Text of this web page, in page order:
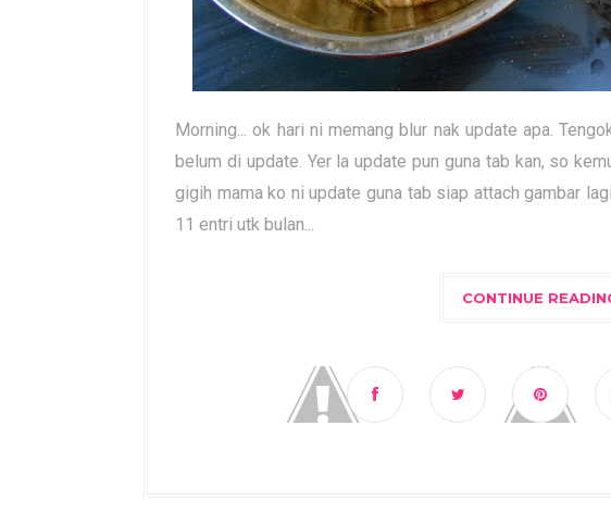
Morning... ok hari ni memang blur nak update apa.
belum di update. Yer la update pun guna tab kan, so
gigih mama ko ni update guna tab siap attach gambar
11 entri utk bulan...
CONTINUE